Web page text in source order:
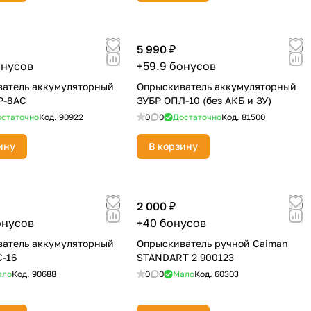
аккумуляторный
8AC
Код. 90922
5 990 ₽
+59.9 бонусов
Опрыскиватель аккумуляторный
ЗУБР ОПЛ-10 (без АКБ и ЗУ)
0 0 ДостаточноКод. 81500
В корзину
аккумуляторный
16
Код. 90688
2 000 ₽
+40 бонусов
Опрыскиватель ручной Caiman
STANDART 2 900123
0 0 МалоКод. 60303